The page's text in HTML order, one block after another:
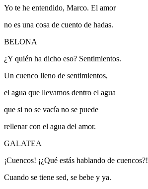
Yo te he entendido, Marco. El amor
no es una cosa de cuento de hadas.
BELONA
¿Y quién ha dicho eso? Sentimientos.
Un cuenco lleno de sentimientos,
el agua que llevamos dentro el agua
que si no se vacía no se puede
rellenar con el agua del amor.
GALATEA
¡Cuencos! ¡¿Qué estás hablando de cuencos?!
Cuando se tiene sed, se bebe y ya.